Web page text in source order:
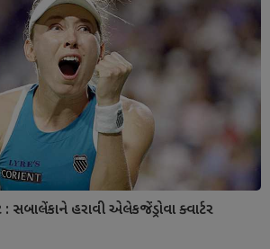
હરાવી એલેકજેંડ્રોવા ક્વાર્ટર